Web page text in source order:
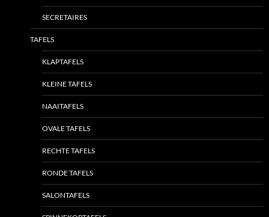
SECRETAIRES
TAFELS
KLAPTAFELS
KLEINE TAFELS
NAAITAFELS
OVALE TAFELS
RECHTE TAFELS
RONDE TAFELS
SALONTAFELS